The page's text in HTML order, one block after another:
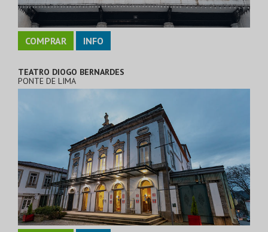
COMPRAR INFO
TEATRO DIOGO BERNARDES
PONTE DE LIMA